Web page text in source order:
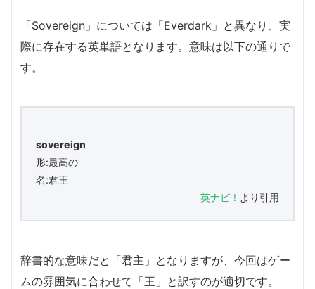
「Sovereign」については「Everdark」と異なり、実
際に存在する英単語となります。意味は以下の通りで
す。
sovereign
形:最高の
名:君王
英ナビ！ より引用
辞書的な意味だと「君主」となりますが、今回はゲー
ムの雰囲気に合わせて「王」と訳すのが適切です。